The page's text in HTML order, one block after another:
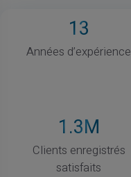
13
Années d’expérience
1.3M
Clients enregistrés
satisfaits